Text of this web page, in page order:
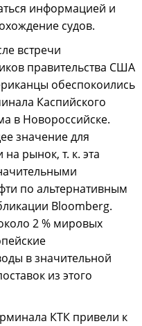
информацией и
судов.
встречи
правительства США
обеспокоились
Каспийского
в Новороссийске.
значение для
на рынок, т. к. эта
по альтернативным
Bloomberg.
2 % мировых
в значительной
из этого
КТК привели к